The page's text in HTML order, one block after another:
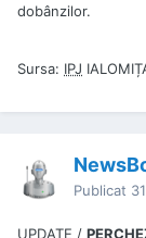
dobânzilor.
Sursa: IPJ
Publicat
UPDATE /